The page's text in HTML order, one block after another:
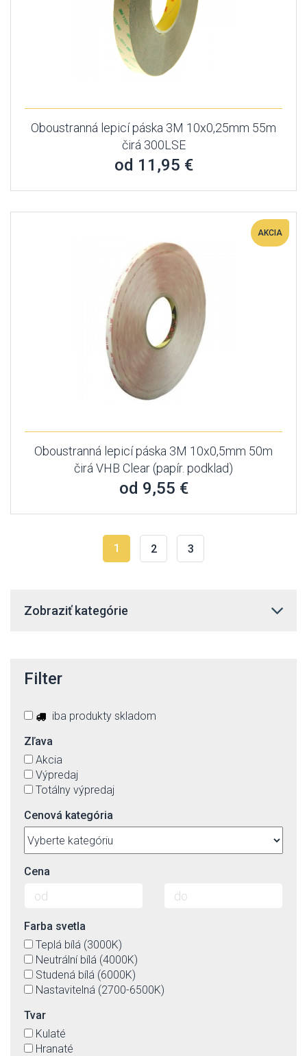
Oboustranná lepicí páska 3M 10x0,25mm 55m
čirá 300LSE
od 11,95 €
AKCIA
Oboustranná lepicí páska 3M 10x0,5mm 50m
čirá VHB Clear (papír. podklad)
od 9,55 €
1 2 3
Zobraziť kategórie
Filter
iba produkty skladom
Zľava
Akcia
Výpredaj
Totálny výpredaj
Cenová kategória
Cena
Farba svetla
Teplá bílá (3000K)
Neutrální bílá (4000K)
Studená bílá (6000K)
Nastavitelná (2700-6500K)
Tvar
Kulaté
Hranaté